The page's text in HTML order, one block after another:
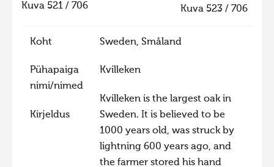
Kuva 521 / 706
Kuva 523 / 706
Koht Sweden, Småland
Pühapaiga
nimi/nimed
Kvilleken
Kirjeldus
Kvilleken is the largest oak in
Sweden. It is believed to be
1000 years old, was struck by
lightning 600 years ago, and
the farmer stored his hand